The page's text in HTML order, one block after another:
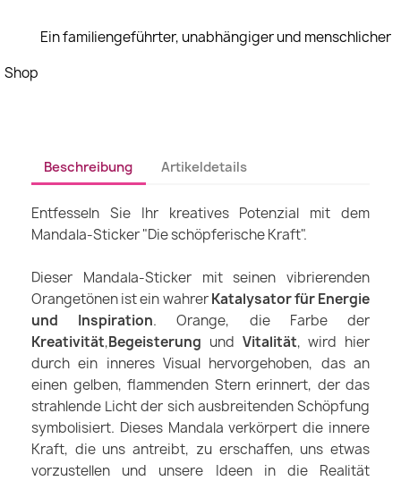
Ein familiengeführter, unabhängiger und menschlicher
Shop
Beschreibung Artikeldetails
Entfesseln Sie Ihr kreatives Potenzial mit dem
Mandala-Sticker "Die schöpferische Kraft".
Dieser Mandala-Sticker mit seinen vibrierenden
Orangetönen ist ein wahrerKatalysator für Energie
und Inspiration. Orange, die Farbe der
Kreativität,Begeisterung und Vitalität, wird hier
durch ein inneres Visual hervorgehoben, das an
einen gelben, flammenden Stern erinnert, der das
strahlende Licht der sich ausbreitenden Schöpfung
symbolisiert. Dieses Mandala verkörpert die innere
Kraft, die uns antreibt, zu erschaffen, uns etwas
vorzustellen und unsere Ideen in die Realität